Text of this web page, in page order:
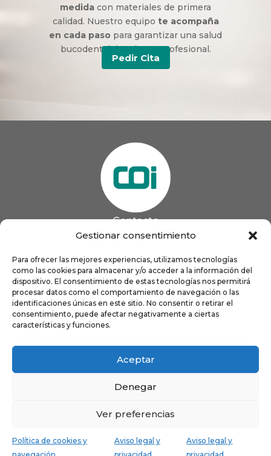
Gestionar consentimiento
Para ofrecer las mejores experiencias, utilizamos tecnologías
como las cookies para almacenar y/o acceder a la información del
dispositivo. El consentimiento de estas tecnologías nos permitirá
procesar datos como el comportamiento de navegación o las
identificaciones únicas en este sitio. No consentir o retirar el
consentimiento, puede afectar negativamente a ciertas
características y funciones.
Aceptar
Denegar
Ver preferencias
Política de cookies y
Aviso legal y
Aviso legal y
medida con materiales de primera
calidad. Nuestro equipo te acompaña
en cada paso para garantizar una salud
bucodental duradera y profesional.
Pedir Cita
Contacto
 coigijon@gmail.com
Horario
Lun
9:00 a 13:00 - 16:00 a 21:00
Mar
9:00 a 13:00 - 16:00 a 20:00
Mié
9:00 a 14:00 - 16:00 a 19:00
Jue
9:00 a 13:00 - 16:00 a 19:00